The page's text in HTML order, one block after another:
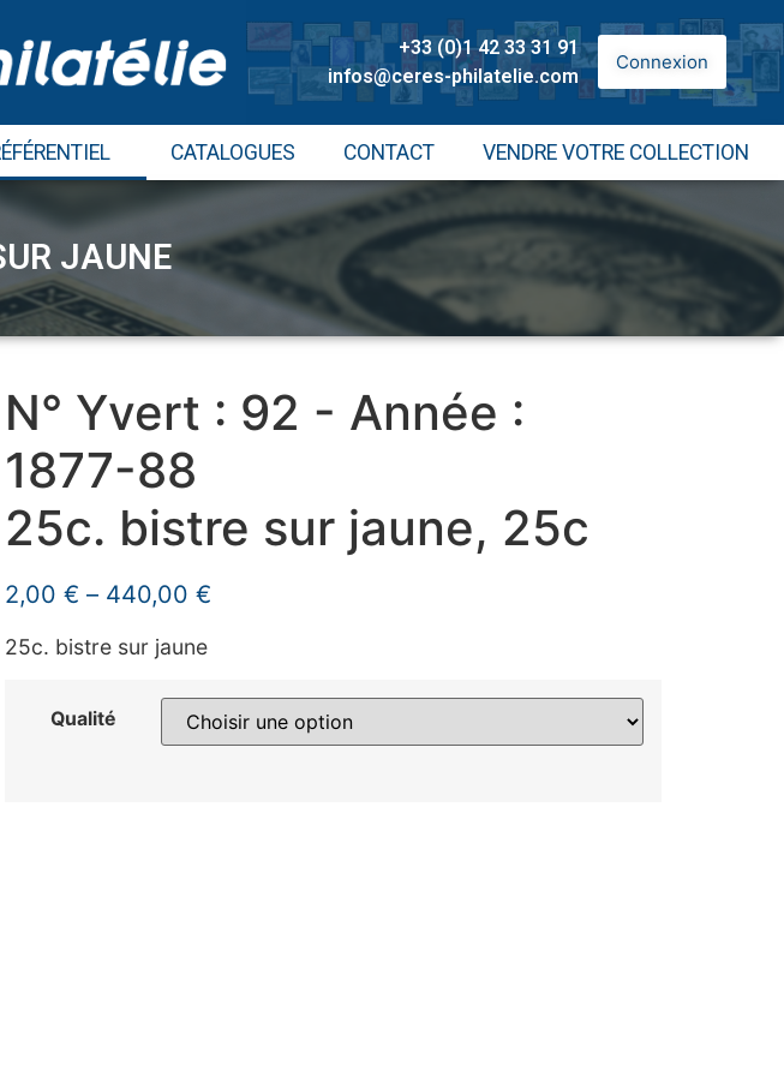
+33 (0)1 42 33 31 91
infos@ceres-philatelie.com
Connexion
CATALOGUES CONTACT VENDRE VOTRE COLLECTION
JAUNE
N° Yvert : 92 - Année :
1877-88
25c. bistre sur jaune, 25c
2,00 € – 440,00 €
25c. bistre sur jaune
Qualité